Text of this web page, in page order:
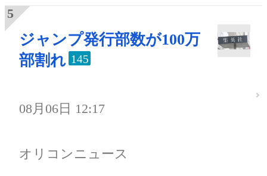
ジャンプ発行部数が100万
部割れ 145
08月06日 12:17
オリコンニュース